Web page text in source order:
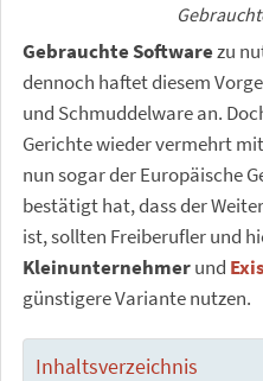
Gebrauchte Softwarezu
dennoch haftet diesem
und Schmuddelware an.
Gerichte wieder vermehrt
nun sogar der Europäische
bestätigt hat, dass der
ist, sollten Freiberufler und
Kleinunternehmerund
günstigere Variante nutzen.
Inhaltsverzeichnis